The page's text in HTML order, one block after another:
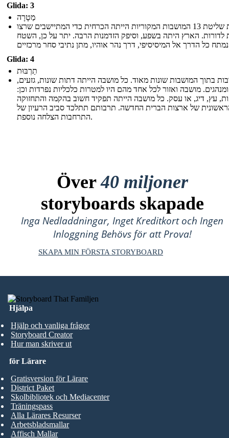
Glida: 3
מַטָרָה
רכישת שליטת 13 המושבות המקוריות הייתה הכרחית כדי המתיישבים שרצו
לדורות. הארץ היתה בשפע, וסיפק הזדמנות הרבה. יתר על כן, השטח
Glida: 4
תַרְבּוּת
בתוך המושבות שונות מאוד. כל מושבה הייתה דתות שונות, גזעים,
ומנהגים. מושבה ואזור לכל אחד מהם היו למטרות כלכליות נפרדות וכן:
עץ, דיג, או עסק. כל מושבה הייתה תפקיד חשוב בהקמה והתחזוקה
של ארצות הברית החדשה. תרבותם תתלכד סביב הרעיון של
התרחבות הצלחה נוספת.
Över40 miljoner
storyboards skapade
Inga Nedladdningar, Inget Kreditkort och Ingen
Inloggning Behövs för att Prova!
SKAPA MIN FÖRSTA STORYBOARD
Hjälpa
Hjälp och vanliga frågor
Storyboard Creator
Hur man skriver ut
för Lärare
Gratisversion för Lärare
District Paket
Skolbibliotek och Mediacenter
Träningspass
Alla Lärares Resurser
Arbetsbladsmallar
Affisch Mallar